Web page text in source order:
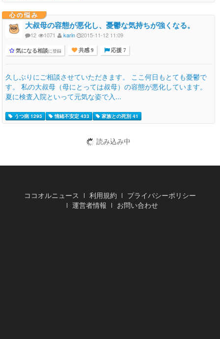
心の悩み
大叔母の容態が悪化し、憂鬱な気持ちが強くなる。
12 1071 karin 2015-11-12 11:09
気になる相談に登録 共感 9 応援 7
久しぶりにご相談させていただきます。 ここ何日もとても憂鬱で
す。 私の大叔母（母にとっては叔母）の容態が悪化しています。
夏に検査入院といって元気な姿で入...
うつ病 1295 情緒不安定 433 家族との死別 41
読み込み中
ココオルニュース 利用規約
プライバシーポリシー
運営者情報
お問い合わせ